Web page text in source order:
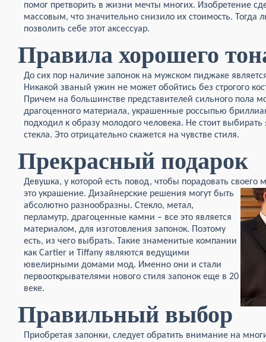
помог претворить в жизни мечты многих. Изобретение
массовым, что значительно снизило их стоимость. Тогда
позволить себе этот аксессуар.
Правила хорошего
До сих пор наличие запонок на мужском пиджаке
Никакой званый ужин не может обойтись без строгого
Причем на большинстве представителей сильного пола
драгоценного материала, украшенные россыпью
подходил к образу молодого человека. Не стоит
стекла. Это отрицательно скажется на чувстве стиля.
Прекрасный подарок
Девушка, у которой есть повод, чтобы порадовать своего
это украшение. Дизайнерские решения могут быть
абсолютно разнообразны. Стекло, метал,
перламутр, драгоценные камни – все это является
материалом, для изготовления запонок. Поэтому
есть, из чего выбрать. Такие знаменитые компании
как Cartier и Tiffany являются ведущими
ювелирными домами мод. Именно они и стали
первооткрывателями нового стиля запонок еще в 20
веке.
Правильный выбор
Приобретая запонки, следует обратить внимание на